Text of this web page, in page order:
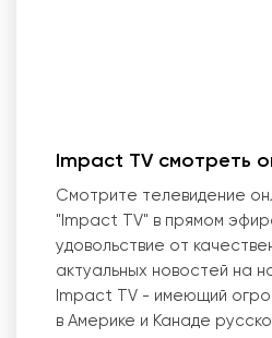
Impact TV смотреть
Смотрите телевидение
"Impact TV" в прямом
удовольствие от
актуальных новостей на
Impact TV - имеющий
в Америке и Канаде